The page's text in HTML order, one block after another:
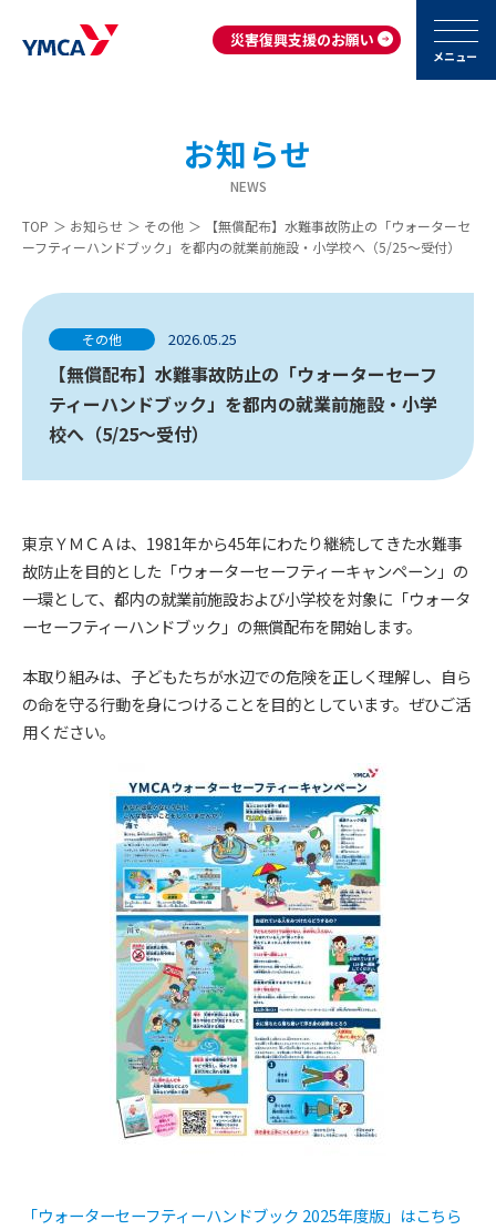
災害復興支援のお願い
メニュー
お知らせ
NEWS
TOP ＞ お知らせ ＞ その他 ＞
【無償配布】水難事故防止の「ウォーターセ
ーフティーハンドブック」を都内の就業前施設・小学校へ（5/25～受付）
その他 2026.05.25
【無償配布】水難事故防止の「ウォーターセーフ
ティーハンドブック」を都内の就業前施設・小学
校へ（5/25～受付）
東京ＹＭＣＡは、1981年から45年にわたり継続してきた水難事
故防止を目的とした「ウォーターセーフティーキャンペーン」の
一環として、都内の就業前施設および小学校を対象に「ウォータ
ーセーフティーハンドブック」の無償配布を開始します。
本取り組みは、子どもたちが水辺での危険を正しく理解し、自ら
の命を守る行動を身につけることを目的としています。ぜひご活
用ください。
「ウォーターセーフティーハンドブック 2025年度版」はこちら